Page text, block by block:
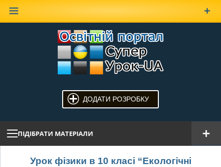
ДОДАТИ РОЗРОБКУ
ПІДІБРАТИ МАТЕРІАЛИ
Урок фізики в 10 класі “Екологічні